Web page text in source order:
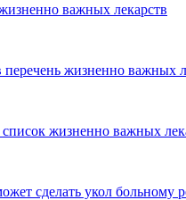
важных лекарств
жизненно важных
жизненно важных
сделать укол больному